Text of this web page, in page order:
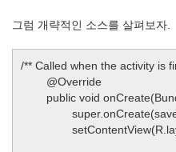
그럼 개략적인 소스를 살펴보자.
/** Called when the activity is
@Override
public void